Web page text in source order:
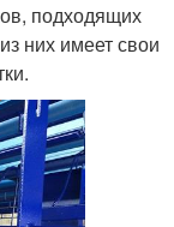
подходящих
них имеет свои